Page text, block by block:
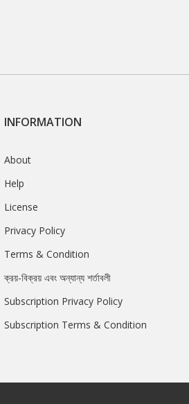
INFORMATION
About
Help
License
Privacy Policy
Terms & Condition
ক্রয়-বিক্রয় এবং অন্যান্য শর্তাবলী
Subscription Privacy Policy
Subscription Terms & Condition